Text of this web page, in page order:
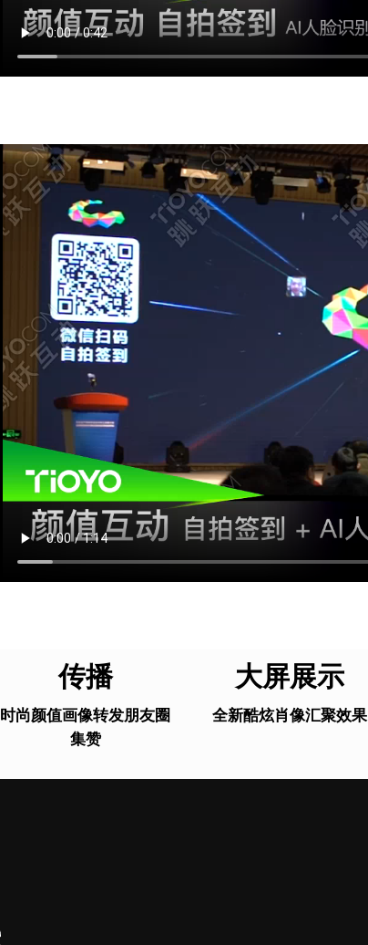
传播
时尚颜值画像转发朋友圈
集赞
大屏展示
全新酷炫肖像汇聚效果